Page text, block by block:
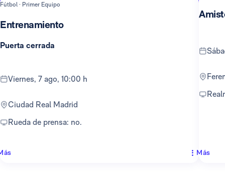
Fútbol · Primer Equipo
Entrenamiento
Puerta cerrada
viernes, 7 ago, 10:00 h
Ciudad Real Madrid
Rueda de prensa: no.
Más